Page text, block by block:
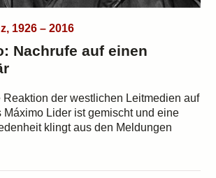
1926 – 2016
Nachrufe auf einen
Reaktion der westlichen Leitmedien auf
Máximo Lider ist gemischt und eine
klingt aus den Meldungen